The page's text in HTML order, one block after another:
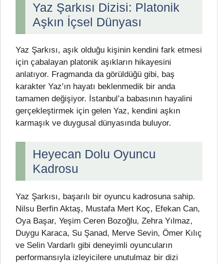
Yaz Şarkısı Dizisi: Platonik
Aşkın İçsel Dünyası
Yaz Şarkısı, aşık olduğu kişinin kendini fark etmesi
için çabalayan platonik aşıkların hikayesini
anlatıyor. Fragmanda da görüldüğü gibi, baş
karakter Yaz’ın hayatı beklenmedik bir anda
tamamen değişiyor. İstanbul’a babasının hayalini
gerçekleştirmek için gelen Yaz, kendini aşkın
karmaşık ve duygusal dünyasında buluyor.
Heyecan Dolu Oyuncu
Kadrosu
Yaz Şarkısı, başarılı bir oyuncu kadrosuna sahip.
Nilsu Berfin Aktaş, Mustafa Mert Koç, Efekan Can,
Oya Başar, Yeşim Ceren Bozoğlu, Zehra Yılmaz,
Duygu Karaca, Su Şanad, Merve Sevin, Ömer Kılıç
ve Selin Vardarlı gibi deneyimli oyuncuların
performansıyla izleyicilere unutulmaz bir dizi